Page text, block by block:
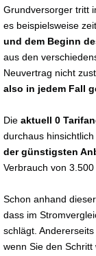
Grundversorger tritt
es beispielsweise
und dem Beginn
aus den
Neuvertrag nicht
also in jedem Fall
Die aktuell 0
durchaus
der günstigsten
Verbrauch von
Schon anhand
dass im
schlägt.
wenn Sie den Schritt